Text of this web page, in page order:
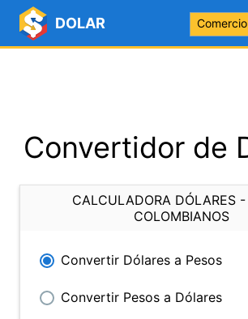
DOLAR Comercio
Convertidor de
CALCULADORA DÓLARES -
COLOMBIANOS
Convertir Dólares a Pesos
Convertir Pesos a Dólares